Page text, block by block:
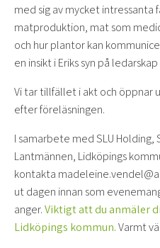
med sig av mycket intressanta
matproduktion, mat som
och hur plantor kan
en insikt i Eriks syn på
Vi tar tillfället i akt och öppnar
efter föreläsningen.
I samarbete med SLU Holding,
Lantmännen, Lidköpings
kontakta
ut dagen innan som
anger.Viktigt att du anmäler
Lidköpings kommun. Varmt